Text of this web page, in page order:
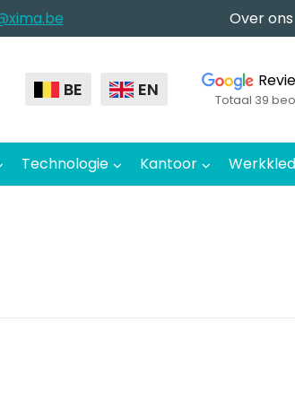
Over ons
BE EN Totaal 39
Technologie Kantoor